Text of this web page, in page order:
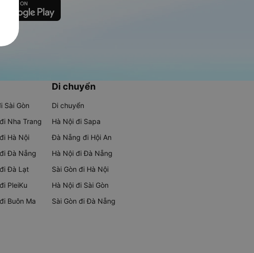
Sài Gòn
Nha Trang
Hà Nội
Đà Nẵng
Đà Lạt
PleiKu
Buôn Ma
Di chuyển
Di chuyển
Hà Nội đi Sapa
Đà Nẵng đi Hội An
Hà Nội đi Đà Nẵng
Sài Gòn đi Hà Nội
Hà Nội đi Sài Gòn
Sài Gòn đi Đà Nẵng